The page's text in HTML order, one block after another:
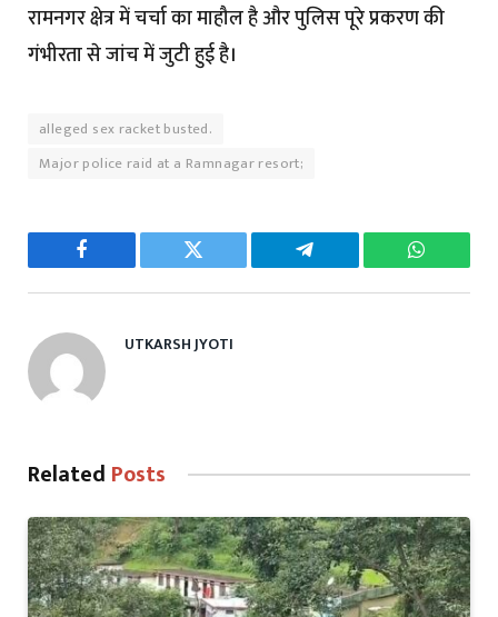
रामनगर क्षेत्र में चर्चा का माहौल है और पुलिस पूरे प्रकरण की
गंभीरता से जांच में जुटी हुई है।
alleged sex racket busted.
Major police raid at a Ramnagar resort;
Facebook Twitter Telegram
UTKARSH JYOTI
Related Posts